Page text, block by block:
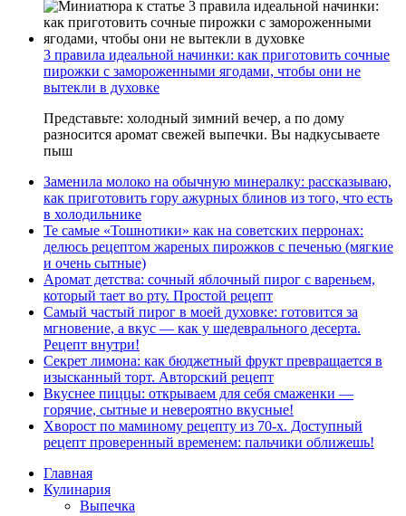
3 правила идеальной начинки: как приготовить сочные
пирожки с замороженными ягодами, чтобы они не
вытекли в духовке
Представьте: холодный зимний вечер, а по дому
разносится аромат свежей выпечки. Вы надкусываете
пыш
Заменила молоко на обычную минералку: рассказываю,
как приготовить гору ажурных блинов из того, что есть
в холодильнике
Те самые «Тошнотики» как на советских перронах:
делюсь рецептом жареных пирожков с печенью (мягкие
и очень сытные)
Аромат детства: сочный яблочный пирог с вареньем,
который тает во рту. Простой рецепт
Самый частый пирог в моей духовке: готовится за
мгновение, а вкус — как у шедеврального десерта.
Рецепт внутри!
Секрет лимона: как бюджетный фрукт превращается в
изысканный торт. Авторский рецепт
Вкуснее пиццы: открываем для себя смаженки —
горячие, сытные и невероятно вкусные!
Хворост по маминому рецепту из 70-х. Доступный
рецепт проверенный временем: пальчики оближешь!
Главная
Кулинария
Выпечка